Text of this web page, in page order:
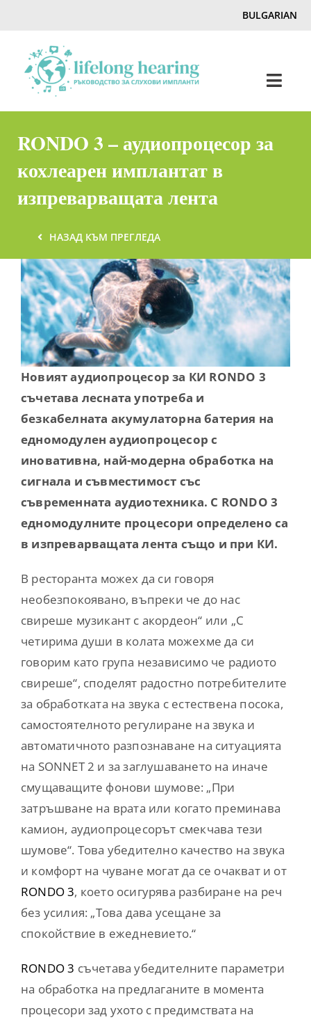
content
BULGARIAN
Home
Слух & Загуба на слуха
Hearing Ambassadors
Contact
RONDO 3 – аудиопроцесор за
кохлеарен имплантат в
изпреварващата лента
НАЗАД КЪМ ПРЕГЛЕДА
Новият аудиопроцесор за КИ RONDO 3
съчетава лесната употреба и
безкабелната акумулаторна батерия на
едномодулен аудиопроцесор с
иновативна, най-модерна обработка на
сигнала и съвместимост със
съвременната аудиотехника. С RONDO 3
едномодулните процесори определено са
в изпреварващата лента също и при КИ.
В ресторанта можех да си говоря
необезпокоявано, въпреки че до нас
свиреше музикант с акордеон“ или „С
четирима души в колата можехме да си
говорим като група независимо че радиото
свиреше“, споделят радостно потребителите
за обработката на звука с естествена посока,
самостоятелното регулиране на звука и
автоматичното разпознаване на ситуацията
на SONNET 2 и за заглушаването на иначе
смущаващите фонови шумове: „При
затръшване на врата или когато преминава
камион, аудиопроцесорът смекчава тези
шумове“. Това убедително качество на звука
и комфорт на чуване могат да се очакват и от
RONDO 3, което осигурява разбиране на реч
без усилия: „Това дава усещане за
спокойствие в ежедневието.“
RONDO 3 съчетава убедителните параметри
на обработка на предлаганите в момента
процесори зад ухото с предимствата на